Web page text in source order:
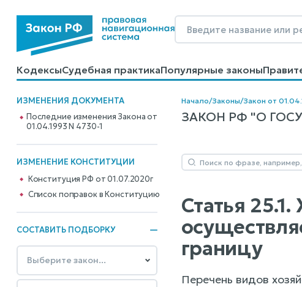
КодексыСудебная практикаПопулярные законы
КалькуляторыСправочные материалыОбразцы
ИЗМЕНЕНИЯ ДОКУМЕНТА
Последние изменения Закона от
01.04.1993 N 4730-1
ИЗМЕНЕНИЕ КОНСТИТУЦИИ
Конституция РФ от 01.07.2020г
Cписок поправок в Конституцию
СОСТАВИТЬ ПОДБОРКУ
Начало/Законы/Закон от
ЗАКОН РФ "О
Статья
границу
Перечень видов